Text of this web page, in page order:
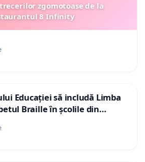
zgomotoase de la
8 Infinity
Educației să includă Limba
Braille în școlile din